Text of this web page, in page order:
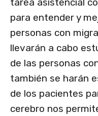
tarea asistencial
para entender y
personas con
llevarán a cabo
de las personas
también se harán
de los pacientes
cerebro nos